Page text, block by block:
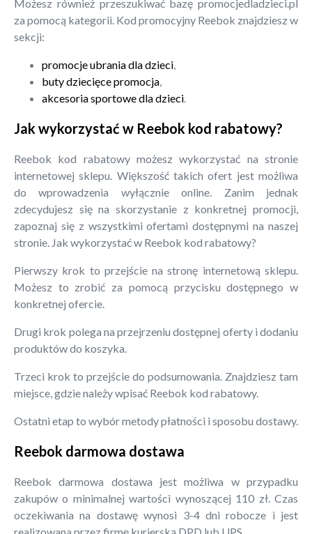
Możesz również przeszukiwać bazę promocjedladzieci.pl
za pomocą kategorii. Kod promocyjny Reebok znajdziesz w
sekcji:
promocje ubrania dla dzieci
buty dziecięce promocja
akcesoria sportowe dla dzieci
Jak wykorzystać w Reebok kod rabatowy?
Reebok kod rabatowy możesz wykorzystać na stronie
internetowej sklepu. Większość takich ofert jest możliwa
do wprowadzenia wyłącznie online. Zanim jednak
zdecydujesz się na skorzystanie z konkretnej promocji,
zapoznaj się z wszystkimi ofertami dostępnymi na naszej
stronie. Jak wykorzystać w Reebok kod rabatowy?
Pierwszy krok to przejście na stronę internetową sklepu.
Możesz to zrobić za pomocą przycisku dostępnego w
konkretnej ofercie.
Drugi krok polega na przejrzeniu dostępnej oferty i dodaniu
produktów do koszyka.
Trzeci krok to przejście do podsumowania. Znajdziesz tam
miejsce, gdzie należy wpisać Reebok kod rabatowy.
Ostatni etap to wybór metody płatności i sposobu dostawy.
Reebok darmowa dostawa
Reebok darmowa dostawa jest możliwa w przypadku
zakupów o minimalnej wartości wynoszącej 110 zł. Czas
oczekiwania na dostawę wynosi 3-4 dni robocze i jest